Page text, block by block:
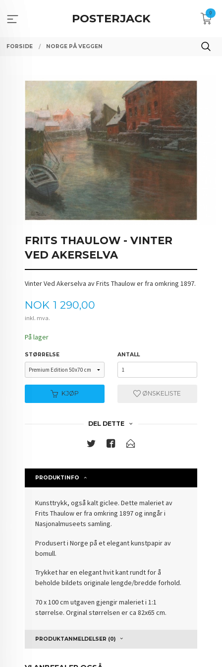
innholdet
POSTERJACK 0
FORSIDE NORGE PÅ VEGGEN
FRITS THAULOW - VINTER
VED AKERSELVA
Vinter Ved Akerselva av Frits Thaulow er fra omkring 1897.
Pris
NOK 1 290,00
inkl. mva.
På lager
STØRRELSE ANTALL
KJØP ØNSKELISTE
DEL DETTE
PRODUKTINFO
Kunsttrykk, også kalt giclee. Dette maleriet av
Frits Thaulow er fra omkring 1897 og inngår i
Nasjonalmuseets samling.
Produsert i Norge på et elegant kunstpapir av
bomull.
Trykket har en elegant hvit kant rundt for å
beholde bildets originale lengde/bredde forhold.
70 x 100 cm utgaven gjengir maleriet i 1:1
størrelse. Orginal størrelsen er ca 82x65 cm.
PRODUKTANMELDELSER (0)